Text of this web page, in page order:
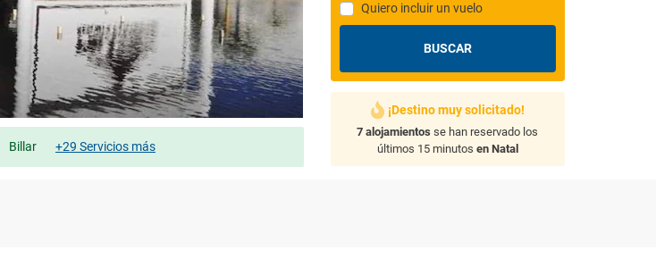
Billar +29 Servicios más
Quiero incluir un vuelo
BUSCAR
¡Destino muy solicitado!
7 alojamientos se han reservado los
últimos 15 minutos en Natal